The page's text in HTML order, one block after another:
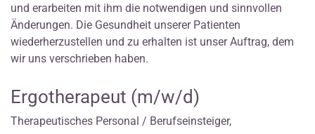
und erarbeiten mit ihm die notwendigen und sinnvollen
Änderungen. Die Gesundheit unserer Patienten
wiederherzustellen und zu erhalten ist unser Auftrag, dem
wir uns verschrieben haben.
Ergotherapeut (m/w/d)
Therapeutisches Personal / Berufseinsteiger,